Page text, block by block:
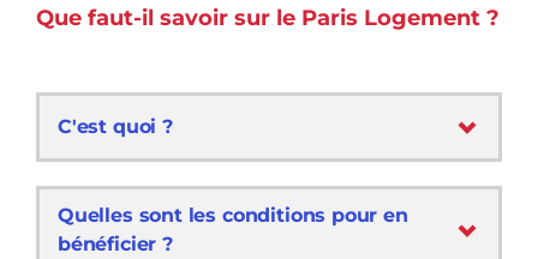
Que faut-il savoir sur le Paris Logement ?
C'est quoi ?
Quelles sont les conditions pour en
bénéficier ?